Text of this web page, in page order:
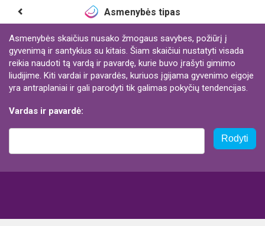
Asmenybės tipas
Asmenybės skaičius nusako žmogaus savybes, požiūrį į
gyvenimą ir santykius su kitais. Šiam skaičiui nustatyti visada
reikia naudoti tą vardą ir pavardę, kurie buvo įrašyti gimimo
liudijime. Kiti vardai ir pavardės, kuriuos įgijama gyvenimo eigoje
yra antraplaniai ir gali parodyti tik galimas pokyčių tendencijas.
Vardas ir pavardė:
Rodyti